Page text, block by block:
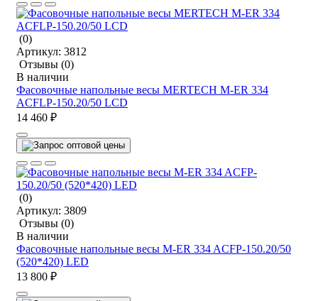
(0)
Артикул: 3812
Отзывы (0)
В наличии
Фасовочные напольные весы MERTECH M-ER 334
ACFLP-150.20/50 LCD
14 460 ₽
(0)
Артикул: 3809
Отзывы (0)
В наличии
Фасовочные напольные весы M-ER 334 ACFP-150.20/50
(520*420) LED
13 800 ₽